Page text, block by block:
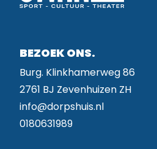
BEZOEK ONS.
Burg. Klinkhamerweg 86
2761 BJ Zevenhuizen ZH
info@dorpshuis.nl
0180631989